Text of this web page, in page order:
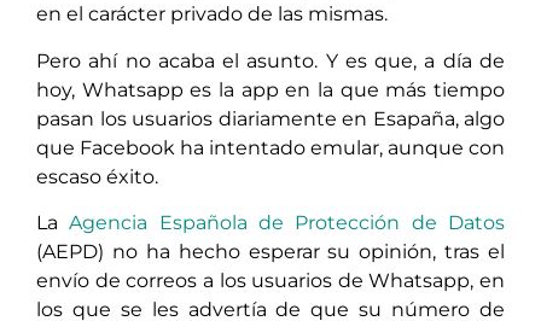
en el carácter privado de las mismas.
Pero ahí no acaba el asunto. Y es que, a día de
hoy, Whatsapp es la app en la que más tiempo
pasan los usuarios diariamente en Esapaña, algo
que Facebook ha intentado emular, aunque con
escaso éxito.
LaAgencia Española de Protección de Datos
(AEPD) no ha hecho esperar su opinión, tras el
envío de correos a los usuarios de Whatsapp, en
los que se les advertía de que su número de